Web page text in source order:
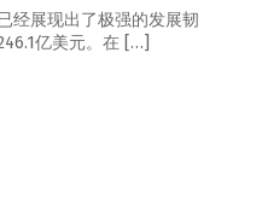
经展现出了极强的发展韧
亿美元。在 […]